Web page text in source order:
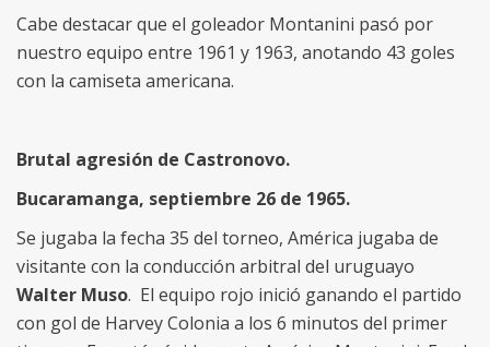
Cabe destacar que el goleador Montanini pasó por
nuestro equipo entre 1961 y 1963, anotando 43 goles
con la camiseta americana.
Brutal agresión de Castronovo.
Bucaramanga, septiembre 26 de 1965.
Se jugaba la fecha 35 del torneo, América jugaba de
visitante con la conducción arbitral del uruguayo
Walter Muso. El equipo rojo inició ganando el partido
con gol de Harvey Colonia a los 6 minutos del primer